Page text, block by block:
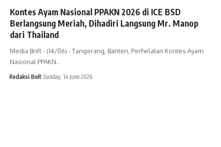
Kontes Ayam Nasional PPAKN 2026 di ICE BSD
Berlangsung Meriah, Dihadiri Langsung Mr. Manop
dari Thailand
Media BnR - (14/06) - Tangerang, Banten, Perhelatan Kontes Ayam
Nasional PPAKN…
Redaksi BnR Sunday, 14 June 2026